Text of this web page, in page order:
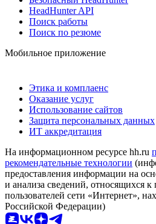
HeadHunter API
Поиск работы
Поиск по резюме
Мобильное приложение
Этика и комплаенс
Оказание услуг
Использование сайтов
Защита персональных данных
ИТ аккредитация
На информационном ресурсе hh.ru
рекомендательные технологии
предоставления информации на
и анализа сведений, относящихся к
пользователей сети «Интернет»,
Российской Федерации)